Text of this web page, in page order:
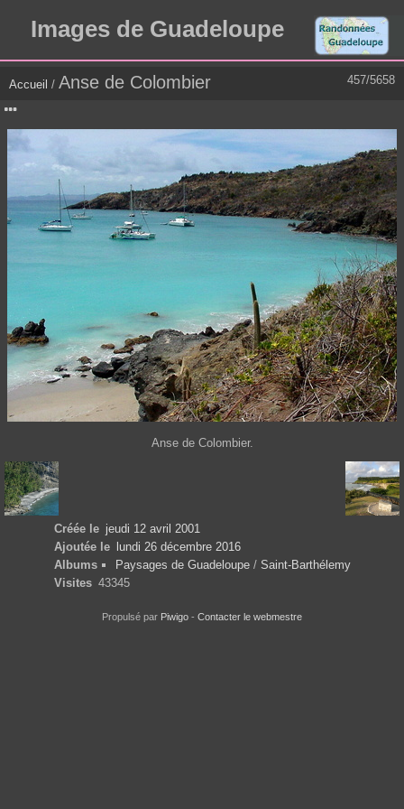
Images de Guadeloupe
457/5658
Accueil / Anse de Colombier
Anse de Colombier.
Créée le jeudi 12 avril 2001
Ajoutée le
lundi 26 décembre 2016
Albums
Paysages de Guadeloupe/ Saint-Barthélemy
Visites 43345
Propulsé par Piwigo - Contacter le webmestre